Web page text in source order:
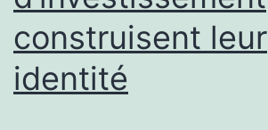
construisent leur
identité